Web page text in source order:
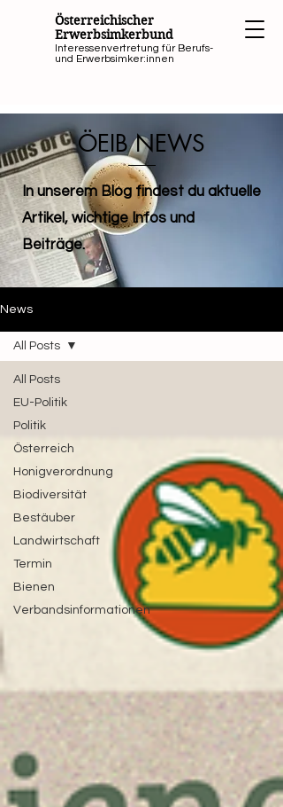
Österreichischer
Erwerbsimkerbund
Interessenvertretung für Berufs-
und Erwerbsimker:innen
ÖEIB NEWS
In unserem Blog findest du aktuelle
Artikel, wichtige Infos und
Beiträge.
News
All Posts
EU-Politik
Politik
Österreich
Honigverordnung
Biodiversität
Bestäuber
Landwirtschaft
Termin
Bienen
Verbandsinformationen
All Posts